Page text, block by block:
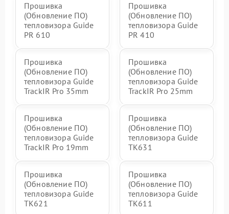
Прошивка
(Обновление ПО)
тепловизора Guide
PR 610
Прошивка
(Обновление ПО)
тепловизора Guide
PR 410
Прошивка
(Обновление ПО)
тепловизора Guide
TrackIR Pro 35mm
Прошивка
(Обновление ПО)
тепловизора Guide
TrackIR Pro 25mm
Прошивка
(Обновление ПО)
тепловизора Guide
TrackIR Pro 19mm
Прошивка
(Обновление ПО)
тепловизора Guide
TK631
Прошивка
(Обновление ПО)
тепловизора Guide
TK621
Прошивка
(Обновление ПО)
тепловизора Guide
TK611